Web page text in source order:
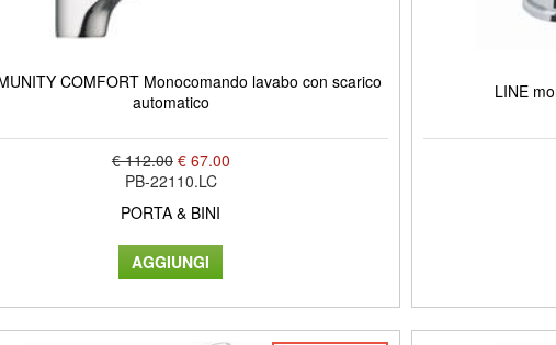
COMFORT Monocomando lavabo con scarico
automatico
€ 112.00 € 67.00
PB-22110.LC
PORTA & BINI
LINE